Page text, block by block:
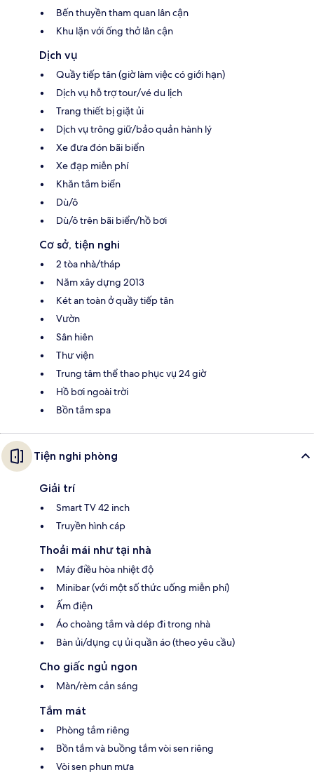
Bến thuyền tham quan lân cận
Khu lặn với ống thở lân cận
Dịch vụ
Quầy tiếp tân (giờ làm việc có giới hạn)
Dịch vụ hỗ trợ tour/vé du lịch
Trang thiết bị giặt ủi
Dịch vụ trông giữ/bảo quản hành lý
Xe đưa đón bãi biển
Xe đạp miễn phí
Khăn tắm biển
Dù/ô
Dù/ô trên bãi biển/hồ bơi
Cơ sở, tiện nghi
2 tòa nhà/tháp
Năm xây dựng 2013
Két an toàn ở quầy tiếp tân
Vườn
Sân hiên
Thư viện
Trung tâm thể thao phục vụ 24 giờ
Hồ bơi ngoài trời
Bồn tắm spa
Tiện nghi phòng
Giải trí
Smart TV 42 inch
Truyền hình cáp
Thoải mái như tại nhà
Máy điều hòa nhiệt độ
Minibar (với một số thức uống miễn phí)
Ấm điện
Áo choàng tắm và dép đi trong nhà
Bàn ủi/dụng cụ ủi quần áo (theo yêu cầu)
Cho giấc ngủ ngon
Màn/rèm cản sáng
Tắm mát
Phòng tắm riêng
Bồn tắm và buồng tắm vòi sen riêng
Vòi sen phun mưa